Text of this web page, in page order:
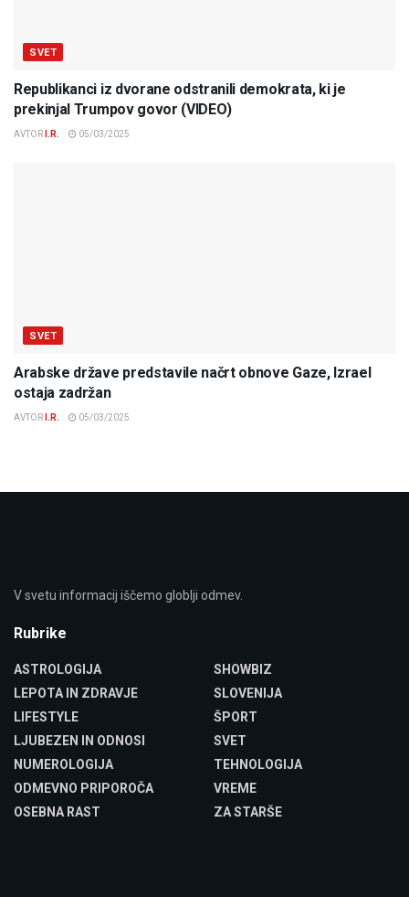
SVET
Republikanci iz dvorane odstranili demokrata, ki je
prekinjal Trumpov govor (VIDEO)
AVTOR I.R. 05/03/2025
SVET
Arabske države predstavile načrt obnove Gaze, Izrael
ostaja zadržan
AVTOR I.R. 05/03/2025
V svetu informacij iščemo globlji odmev.
Rubrike
ASTROLOGIJA
LEPOTA IN ZDRAVJE
LIFESTYLE
LJUBEZEN IN ODNOSI
NUMEROLOGIJA
ODMEVNO PRIPOROČA
OSEBNA RAST
SHOWBIZ
SLOVENIJA
ŠPORT
SVET
TEHNOLOGIJA
VREME
ZA STARŠE